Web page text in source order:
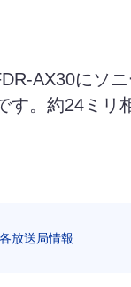
AX30にソ
す。約24ミリ
各放送局情報